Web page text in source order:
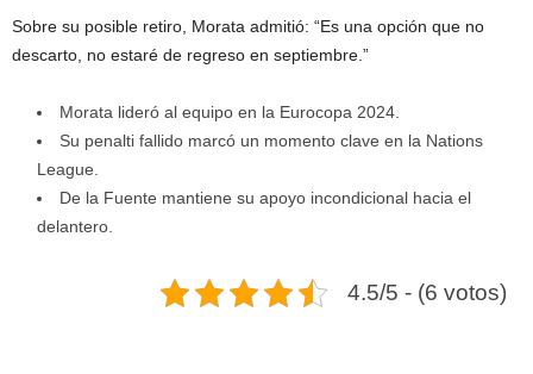
Sobre su posible retiro, Morata admitió: “Es una opción que no
descarto, no estaré de regreso en septiembre.”
Morata lideró al equipo en la Eurocopa 2024.
Su penalti fallido marcó un momento clave en la Nations
League.
De la Fuente mantiene su apoyo incondicional hacia el
delantero.
4.5/5 - (6 votos)